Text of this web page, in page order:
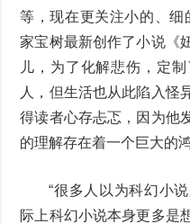
等，现在更关注小的、细
家宝树最新创作了小说《
儿，为了化解悲伤，定
人，但生活也从此陷入怪
得读者心存忐忑，因为他
的理解存在着一个巨大的鸿
“很多人以为科幻小
际上科幻小说本身更多是